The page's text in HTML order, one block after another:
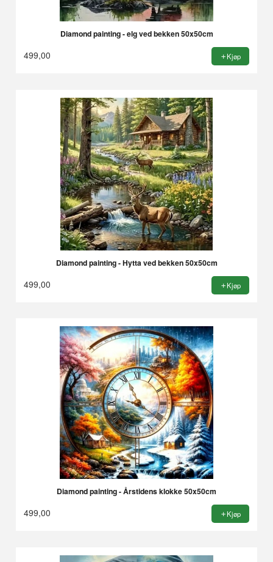
Diamond painting - elg ved bekken 50x50cm
499,00 Kjøp
Diamond painting - Hytta ved bekken 50x50cm
499,00 Kjøp
Diamond painting - Årstidens klokke 50x50cm
499,00 Kjøp